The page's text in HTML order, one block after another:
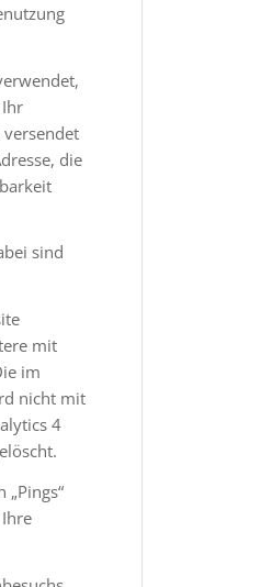
versendet
die
sind
mit
im
nicht mit
4